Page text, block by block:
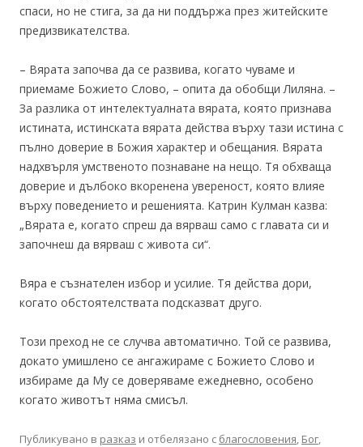
спаси, но не стига, за да ни поддържа през житейските
предизвикателства.
– Вярата започва да се развива, когато чуваме и
приемаме Божието Слово, – опита да обобщи Лиляна. –
За разлика от интелектуалната вярата, която признава
истината, истинската вярата действа върху тази истина с
пълно доверие в Божия характер и обещания. Вярата
надхвърля умственото познаване на нещо. Тя обхваща
доверие и дълбоко вкоренена увереност, която влияе
върху поведението и решенията. Катрин Кулман казва:
„Вярата е, когато спреш да вярваш само с главата си и
започнеш да вярваш с живота си“.
Вяра е съзнателен избор и усилие. Тя действа дори,
когато обстоятелствата подсказват друго.
Този преход не се случва автоматично. Той се развива,
докато умишлено се ангажираме с Божието Слово и
избираме да Му се доверяваме ежедневно, особено
когато животът няма смисъл.
Публикувано в разказ и отбелязано с благословения, Бог,